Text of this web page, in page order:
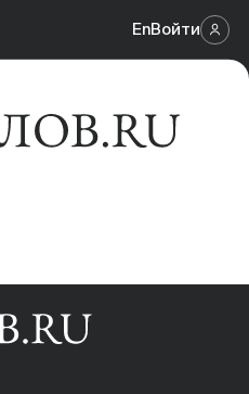
EnВойти